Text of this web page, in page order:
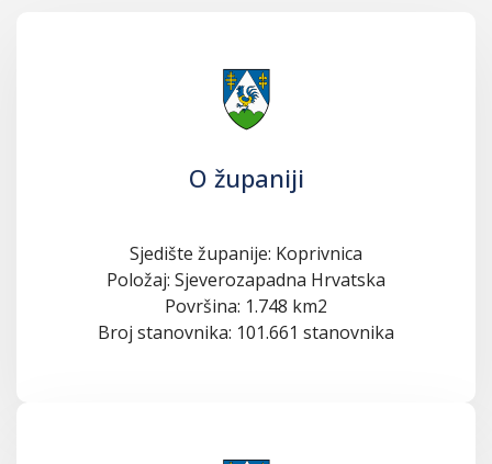
O županiji
Sjedište županije: Koprivnica
Položaj: Sjeverozapadna Hrvatska
Površina: 1.748 km2
Broj stanovnika: 101.661 stanovnika